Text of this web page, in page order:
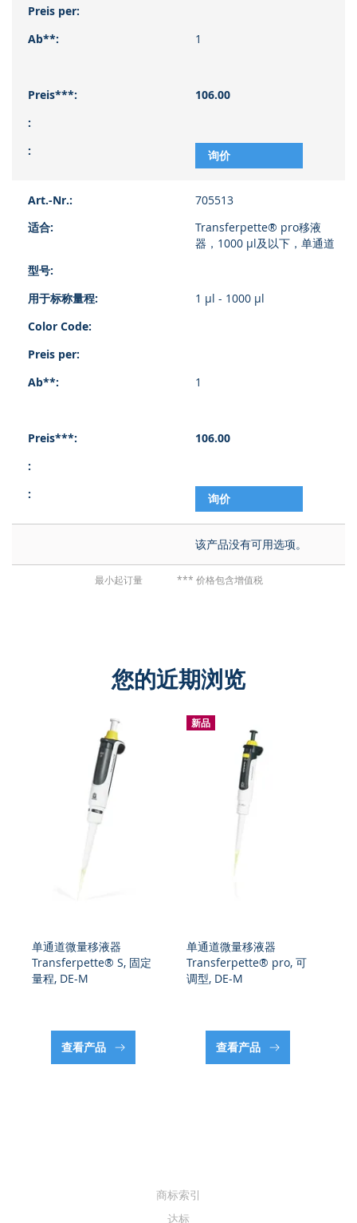
1
106.00
询价
705513
Transferpette® pro移液
器，1000 µl及以下，单通道
1 µl - 1000 µl
1
106.00
询价
该产品没有可用选项。
最小起订量 *** 价格包含增值税
您的近期浏览
单通道微量移液器
Transferpette® S, 固定
量程, DE-M
查看产品
单通道微量移液器
Transferpette® pro, 可
调型, DE-M
新品
查看产品
商标索引
达标